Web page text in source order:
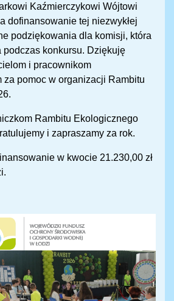
Kaźmierczykowi Wójtowi
dofinansowanie tej niezwykłej
podziękowania dla komisji, która
podczas konkursu. Dziękuję
i pracownikom
za pomoc w organizacji Rambitu
Rambitu Ekologicznego
i zapraszamy za rok.
w kwocie 21.230,00 zł